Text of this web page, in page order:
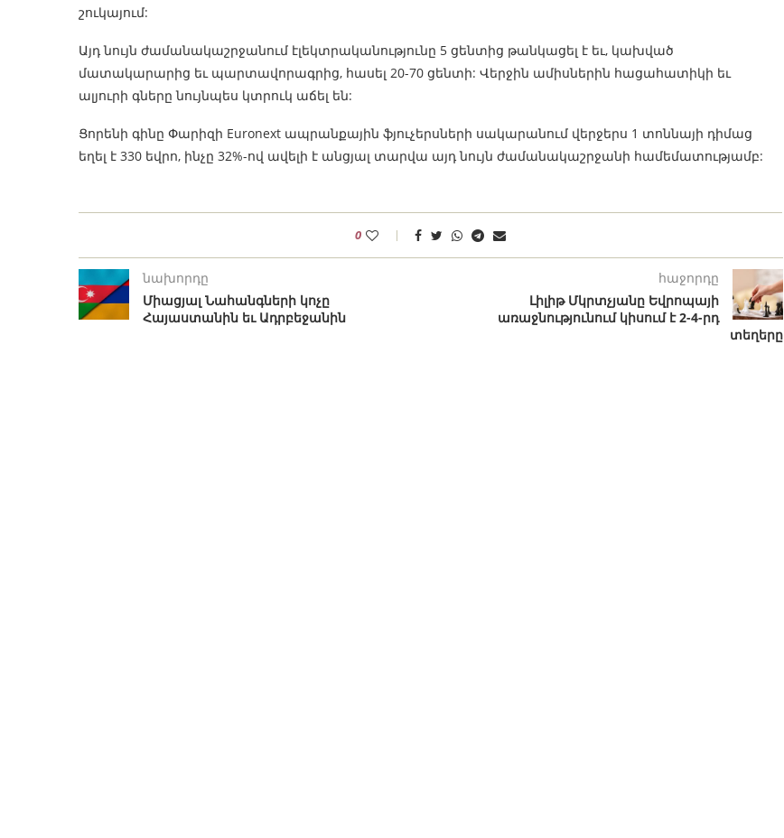
շուկայում:
Այդ նույն ժամանակաշրջանում էլեկտրականությունը 5 ցենտից թանկացել է եւ, կախված
մատակարարից եւ պարտավորագրից, հասել 20-70 ցենտի: Վերջին ամիսներին հացահատիկի եւ
ալյուրի գները նույնպես կտրուկ աճել են:
Ցորենի գինը Փարիզի Euronext ապրանքային ֆյուչերսների սակարանում վերջերս 1 տոննայի դիմաց
եղել է 330 եվրո, ինչը 32%-ով ավելի է անցյալ տարվա այդ նույն ժամանակաշրջանի համեմատությամբ:
0
նախորդը
Միացյալ Նահանգների կոչը
Հայաստանին եւ Ադրբեջանին
հաջորդը
Լիլիթ Մկրտչյանը Եվրոպայի
առաջնությունում կիսում է 2-4-րդ
տեղերը